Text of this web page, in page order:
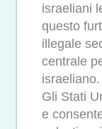
israeliani
questo
illegale
centrale
israeliano.
Gli Stati
e